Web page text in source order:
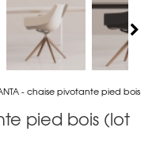
- chaise pivotante pied bois
pied bois (lot